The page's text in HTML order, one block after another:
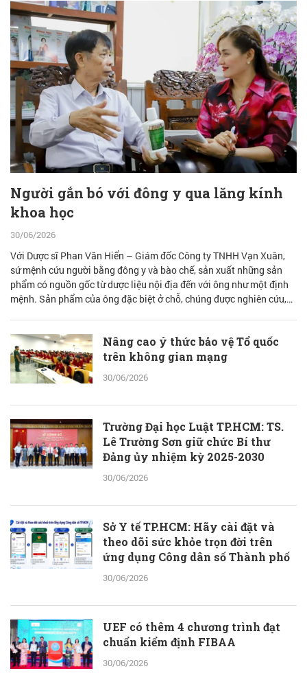
Người gắn bó với đông y qua lăng kính
khoa học
30/06/2026
Với Dược sĩ Phan Văn Hiển – Giám đốc Công ty TNHH Vạn Xuân,
sứ mệnh cứu người bằng đông y và bào chế, sản xuất những sản
phẩm có nguồn gốc từ dược liệu nội địa đến với ông như một định
mệnh. Sản phẩm của ông đặc biệt ở chỗ, chúng được nghiên cứu,
Nâng cao ý thức bảo vệ Tổ quốc
trên không gian mạng
30/06/2026
Trường Đại học Luật TP.HCM: TS.
Lê Trường Sơn giữ chức Bí thư
Đảng ủy nhiệm kỳ 2025-2030
30/06/2026
Sở Y tế TP.HCM: Hãy cài đặt và
theo dõi sức khỏe trọn đời trên
ứng dụng Công dân số Thành phố
30/06/2026
UEF có thêm 4 chương trình đạt
chuẩn kiểm định FIBAA
30/06/2026